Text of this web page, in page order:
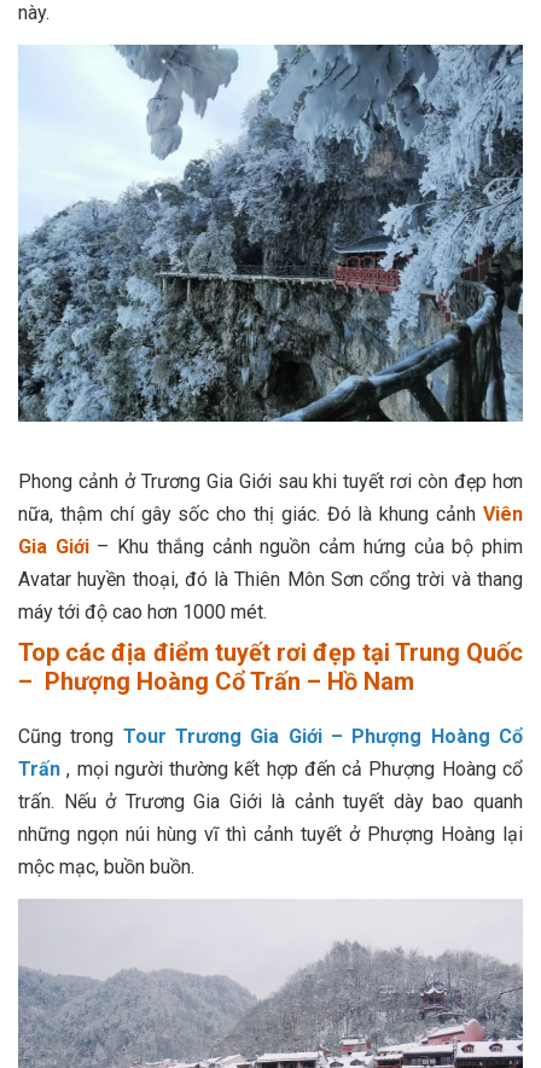
này.
Phong cảnh ở Trương Gia Giới sau khi tuyết rơi còn đẹp hơn
nữa, thậm chí gây sốc cho thị giác. Đó là khung cảnh Viên
Gia Giới – Khu thắng cảnh nguồn cảm hứng của bộ phim
Avatar huyền thoại, đó là Thiên Môn Sơn cổng trời và thang
máy tới độ cao hơn 1000 mét.
Top các địa điểm tuyết rơi đẹp tại Trung Quốc
– Phượng Hoàng Cổ Trấn – Hồ Nam
Cũng trong Tour Trương Gia Giới – Phượng Hoàng Cổ
Trấn , mọi người thường kết hợp đến cả Phượng Hoàng cổ
trấn. Nếu ở Trương Gia Giới là cảnh tuyết dày bao quanh
những ngọn núi hùng vĩ thì cảnh tuyết ở Phượng Hoàng lại
mộc mạc, buồn buồn.